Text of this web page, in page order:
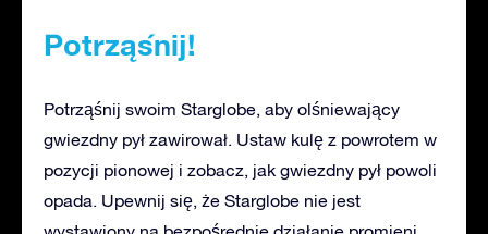
Potrząśnij!
Potrząśnij swoim Starglobe, aby olśniewający
gwiezdny pył zawirował. Ustaw kulę z powrotem w
pozycji pionowej i zobacz, jak gwiezdny pył powoli
opada. Upewnij się, że Starglobe nie jest